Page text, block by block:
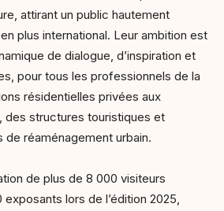
attirant un public hautement
plus international. Leur ambition est
de dialogue, d’inspiration et
pour tous les professionnels de la
résidentielles privées aux
des structures touristiques et
réaménagement urbain.
de plus de 8 000 visiteurs
lors de l’édition 2025,